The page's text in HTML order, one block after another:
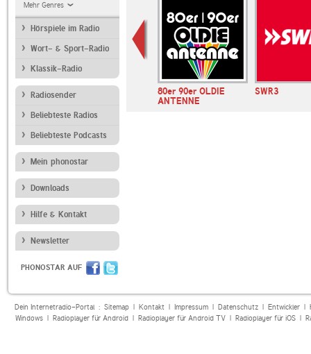
Mehr Genres
Hörspiele im Radio
Wort- & Sport-Radio
Klassik-Radio
Radiosender
Beliebteste Radios
Beliebteste Podcasts
Mein phonostar
Downloads
Hilfe & Kontakt
Newsletter
PHONOSTAR AUF
Jazz ROCK ANTENNE
80er 90er OLDIE
ANTENNE
SWR3
Dein Internetradio-Portal : Sitemap| Kontakt| Impressum| Datenschutz| Entwickler|
Windows| Radioplayer für Android| Radioplayer für Android TV| Radioplayer für iOS|